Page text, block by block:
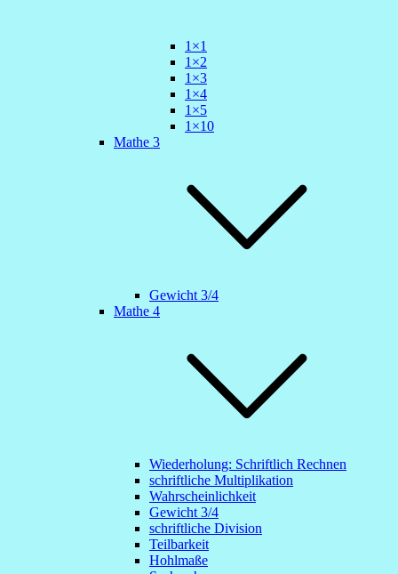
1×1
1×2
1×3
1×4
1×5
1×10
Mathe 3
Gewicht 3/4
Mathe 4
Wiederholung: Schriftlich Rechnen
schriftliche Multiplikation
Wahrscheinlichkeit
Gewicht 3/4
schriftliche Division
Teilbarkeit
Hohlmaße